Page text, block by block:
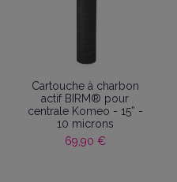
Cartouche à charbon
actif BIRM® pour
centrale Komeo - 15” -
10 microns
69,90 €